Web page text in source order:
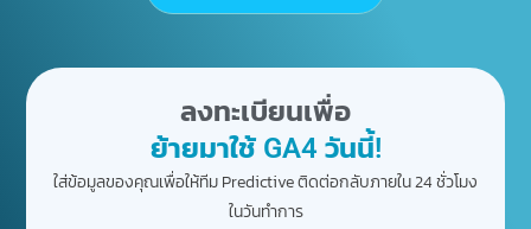
ลงทะเบียนเพื่อ
ย้ายมาใช้ GA4 วันนี้!
ใส่ข้อมูลของคุณเพื่อให้ทีม Predictive ติดต่อกลับภายใน 24 ชั่วโมง
ในวันทำการ